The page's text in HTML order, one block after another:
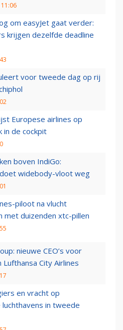
om easyJet gaat verder:
krijgen dezelfde deadline
voor tweede dag op rij
Europese airlines op
in de cockpit
boven IndiGo:
widebody-vloot weg
piloot na vlucht
met duizenden xtc-pillen
nieuwe CEO’s voor
Lufthansa City Airlines
en vracht op
in tweede